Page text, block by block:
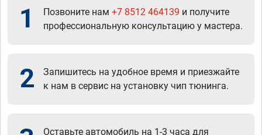
1 Позвоните нам +7 8512 464139 и получите
профессиональную консультацию у мастера.
2
Запишитесь на удобное время и приезжайте
к нам в сервис на установку чип тюнинга.
Оставьте автомобиль на 1-3 часа для